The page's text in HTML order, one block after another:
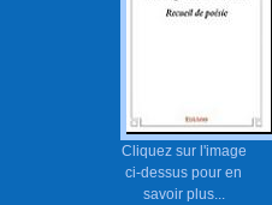
Cliquez sur l'image
ci-dessus pour en
savoir plus...